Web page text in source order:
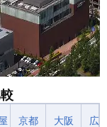
京都 大阪 広